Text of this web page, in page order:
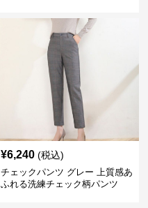
¥6,240 (税込)
チェックパンツ グレー 上質感あ
ふれる洗練チェック柄パンツ